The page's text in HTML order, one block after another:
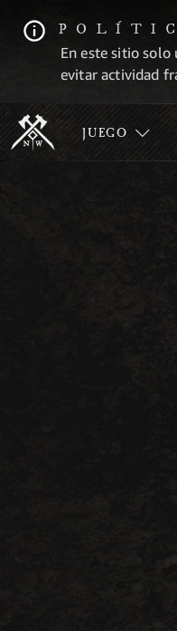
En este sitio solo
evitar actividad
JUEGO